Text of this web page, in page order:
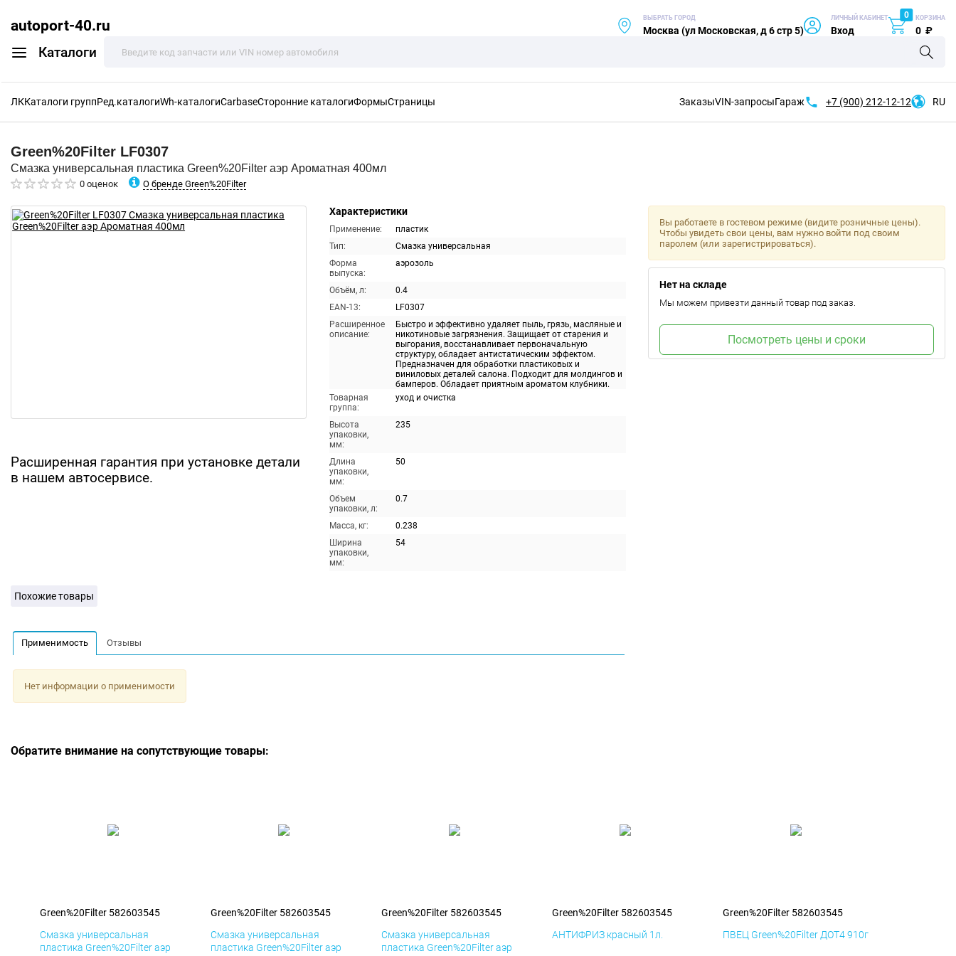
autoport-40.ru
Каталоги
ВЫБРАТЬ ГОРОД
Москва (ул Московская, д 6 стр 5)
ЛИЧНЫЙ КАБИНЕТ
Вход
0 КОРЗИНА
0 ₽
ЛККаталоги группРед.каталогиWh-каталогиCarbaseСторонние каталогиФормыСтраницы ЗаказыVIN-запросыГараж +7 (900) 212-12-12 RU
Green%20Filter LF0307
Смазка универсальная пластика Green%20Filter аэр Ароматная 400мл
0 оценок О бренде Green%20Filter
Расширенная гарантия при установке детали
в нашем автосервисе.
Характеристики
Применение:
пластик
Тип:
Смазка универсальная
Форма
выпуска:
аэрозоль
Объём, л:
0.4
EAN-13:
LF0307
Расширенное
описание:
Быстро и эффективно удаляет пыль, грязь, масляные и
никотиновые загрязнения. Защищает от старения и
выгорания, восстанавливает первоначальную
структуру, обладает антистатическим эффектом.
Предназначен для обработки пластиковых и
виниловых деталей салона. Подходит для молдингов и
бамперов. Обладает приятным ароматом клубники.
Товарная
группа:
уход и очистка
Высота
упаковки,
мм:
235
Длина
упаковки,
мм:
50
Объем
упаковки, л:
0.7
Масса, кг:
0.238
Ширина
упаковки,
мм:
54
Вы работаете в гостевом режиме (видите розничные цены).
Чтобы увидеть свои цены, вам нужно войти под своим
паролем (или зарегистрироваться).
Нет на складе
Мы можем привезти данный товар под заказ.
Посмотреть цены и сроки
Похожие товары
Применимость Отзывы
Нет информации о применимости
Обратите внимание на сопутствующие товары:
Green%20Filter 582603545
Смазка универсальная
пластика Green%20Filter аэр
Green%20Filter 582603545
Смазка универсальная
пластика Green%20Filter аэр
Green%20Filter 582603545
Смазка универсальная
пластика Green%20Filter аэр
Green%20Filter 582603545
АНТИФРИЗ красный 1л.
Green%20Filter 582603545
ПВЕЦ Green%20Filter ДОТ4 910г